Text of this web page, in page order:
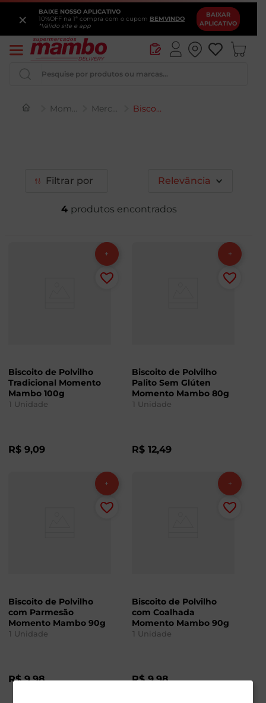
BAIXE NOSSO APLICATIVO
10%OFF na 1ª compra com o cupom BEMVINDO
*Válido site e app
BAIXAR
APLICATIVO
×
Pesquise por produtos ou marcas...
Momento Mambo Mercearia Biscoitos
Filtrar Relevância
4
Biscoito de Polvilho
Tradicional Momento
Mambo 100g
1 Unidade
R$ 9,09
Biscoito de Polvilho
Palito Sem Glúten
Momento Mambo 80g
1 Unidade
R$ 12,49
Biscoito de Polvilho
com Parmesão
Momento Mambo 90g
1 Unidade
R$ 9,98
Biscoito de Polvilho
com Coalhada
Momento Mambo 90g
1 Unidade
R$ 9,98